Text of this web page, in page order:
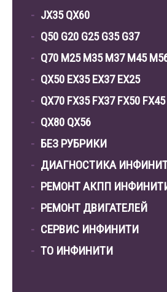
JX35 QX60
Q50 G20 G25 G35 G37
Q70 M25 M35 M37 M45
QX50 EX35 EX37 EX25
QX70 FX35 FX37 FX50 FX45
QX80 QX56
БЕЗ РУБРИКИ
ДИАГНОСТИКА
РЕМОНТ АКПП
РЕМОНТ ДВИГАТЕЛЕЙ
СЕРВИС ИНФИНИТИ
ТО ИНФИНИТИ